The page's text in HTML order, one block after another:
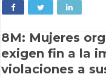
8M: Mujeres
exigen fin a la
violaciones a